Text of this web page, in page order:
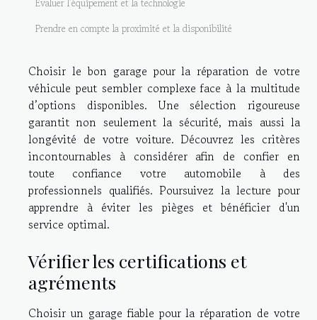
Évaluer l’équipement et la technologie
Prendre en compte la proximité et la disponibilité
Choisir le bon garage pour la réparation de votre
véhicule peut sembler complexe face à la multitude
d’options disponibles. Une sélection rigoureuse
garantit non seulement la sécurité, mais aussi la
longévité de votre voiture. Découvrez les critères
incontournables à considérer afin de confier en
toute confiance votre automobile à des
professionnels qualifiés. Poursuivez la lecture pour
apprendre à éviter les pièges et bénéficier d'un
service optimal.
Vérifier les certifications et
agréments
Choisir un garage fiable pour la réparation de votre